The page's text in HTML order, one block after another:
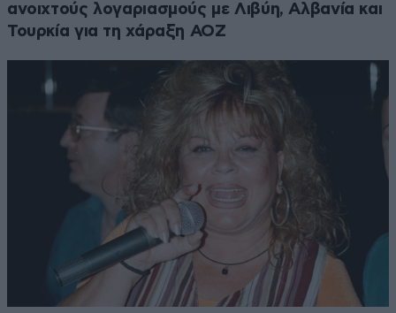
ανοιχτούς λογαριασμούς με Λιβύη, Αλβανία και
Τουρκία για τη χάραξη ΑΟΖ